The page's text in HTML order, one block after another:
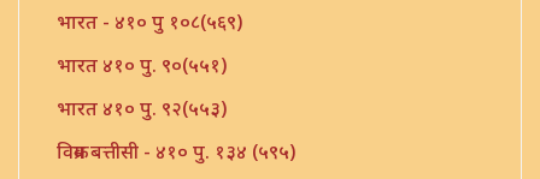
भारत - ४१० पु १०८(५६९)
भारत ४१० पु. ९०(५५१)
भारत ४१० पु. ९२(५५३)
विक्रम बत्तीसी - ४१० पु. १३४ (५९५)